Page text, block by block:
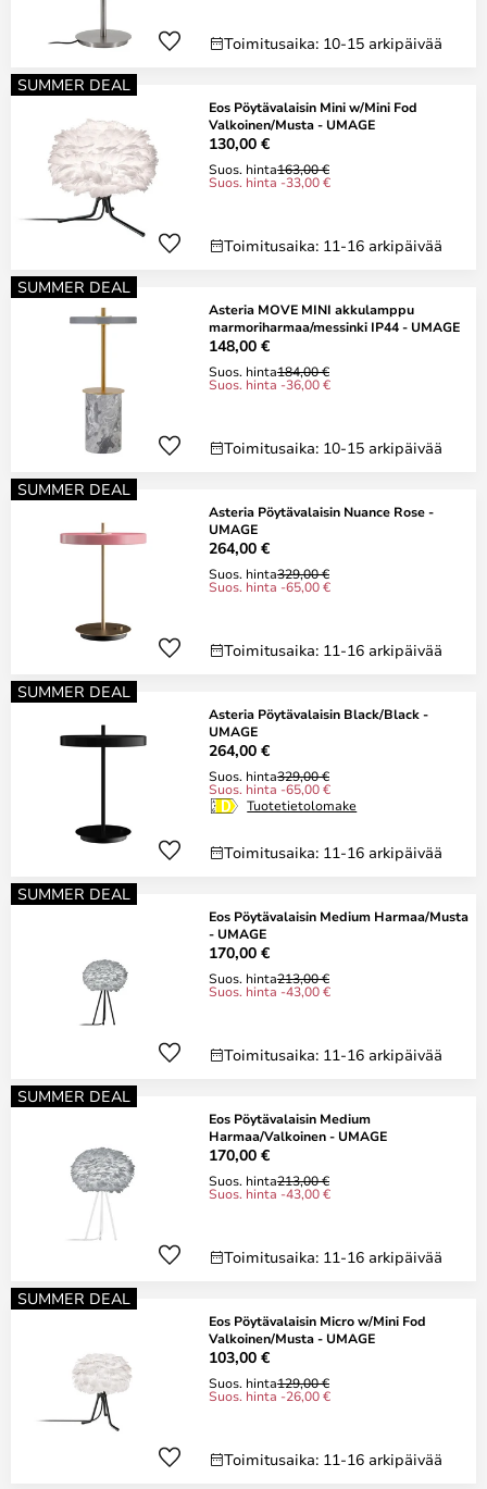
Toimitusaika: 10-15 arkipäivää
SUMMER DEAL
Eos Pöytävalaisin Mini w/Mini Fod
Valkoinen/Musta - UMAGE
130,00 €
Suos. hinta163,00 €
Suos. hinta -33,00 €
Toimitusaika: 11-16 arkipäivää
SUMMER DEAL
Asteria MOVE MINI akkulamppu
marmoriharmaa/messinki IP44 - UMAGE
148,00 €
Suos. hinta184,00 €
Suos. hinta -36,00 €
Toimitusaika: 10-15 arkipäivää
SUMMER DEAL
Asteria Pöytävalaisin Nuance Rose -
UMAGE
264,00 €
Suos. hinta329,00 €
Suos. hinta -65,00 €
Toimitusaika: 11-16 arkipäivää
SUMMER DEAL
Asteria Pöytävalaisin Black/Black -
UMAGE
264,00 €
Suos. hinta329,00 €
Suos. hinta -65,00 €
Tuotetietolomake
Toimitusaika: 11-16 arkipäivää
SUMMER DEAL
Eos Pöytävalaisin Medium Harmaa/Musta
- UMAGE
170,00 €
Suos. hinta213,00 €
Suos. hinta -43,00 €
Toimitusaika: 11-16 arkipäivää
SUMMER DEAL
Eos Pöytävalaisin Medium
Harmaa/Valkoinen - UMAGE
170,00 €
Suos. hinta213,00 €
Suos. hinta -43,00 €
Toimitusaika: 11-16 arkipäivää
SUMMER DEAL
Eos Pöytävalaisin Micro w/Mini Fod
Valkoinen/Musta - UMAGE
103,00 €
Suos. hinta129,00 €
Suos. hinta -26,00 €
Toimitusaika: 11-16 arkipäivää